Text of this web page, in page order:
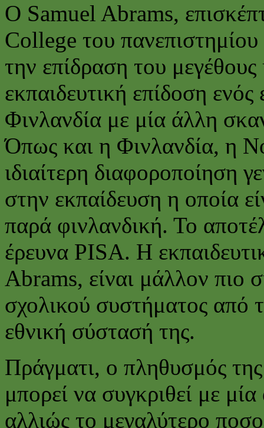
Ο Samuel Abrams,
College του
την επίδραση του μεγέθους
εκπαιδευτική επίδοση
Φινλανδία με μία άλλη
Όπως και η Φινλανδία, η
ιδιαίτερη διαφοροποίηση
στην εκπαίδευση η οποία
παρά φινλανδική. Το
έρευνα PISA. Η
Abrams, είναι μάλλον πιο
σχολικού συστήματος από
εθνική σύστασή της.
Πράγματι, ο πληθυσμός
μπορεί να συγκριθεί με
αλλιώς το μεγαλύτερο